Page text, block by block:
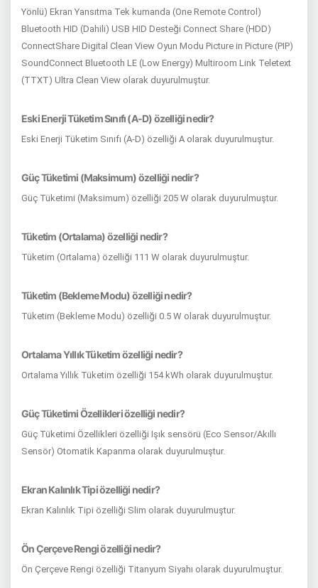
Yönlü) Ekran Yansıtma Tek kumanda (One Remote Control)
Bluetooth HID (Dahili) USB HID Desteği Connect Share (HDD)
ConnectShare Digital Clean View Oyun Modu Picture in Picture (PIP)
SoundConnect Bluetooth LE (Low Energy) Multiroom Link Teletext
(TTXT) Ultra Clean View olarak duyurulmuştur.
Eski Enerji Tüketim Sınıfı (A-D) özelliği nedir?
Eski Enerji Tüketim Sınıfı (A-D) özelliği A olarak duyurulmuştur.
Güç Tüketimi (Maksimum) özelliği nedir?
Güç Tüketimi (Maksimum) özelliği 205 W olarak duyurulmuştur.
Tüketim (Ortalama) özelliği nedir?
Tüketim (Ortalama) özelliği 111 W olarak duyurulmuştur.
Tüketim (Bekleme Modu) özelliği nedir?
Tüketim (Bekleme Modu) özelliği 0.5 W olarak duyurulmuştur.
Ortalama Yıllık Tüketim özelliği nedir?
Ortalama Yıllık Tüketim özelliği 154 kWh olarak duyurulmuştur.
Güç Tüketimi Özellikleri özelliği nedir?
Güç Tüketimi Özellikleri özelliği Işık sensörü (Eco Sensor/Akıllı
Sensör) Otomatik Kapanma olarak duyurulmuştur.
Ekran Kalınlık Tipi özelliği nedir?
Ekran Kalınlık Tipi özelliği Slim olarak duyurulmuştur.
Ön Çerçeve Rengi özelliği nedir?
Ön Çerçeve Rengi özelliği Titanyum Siyahı olarak duyurulmuştur.